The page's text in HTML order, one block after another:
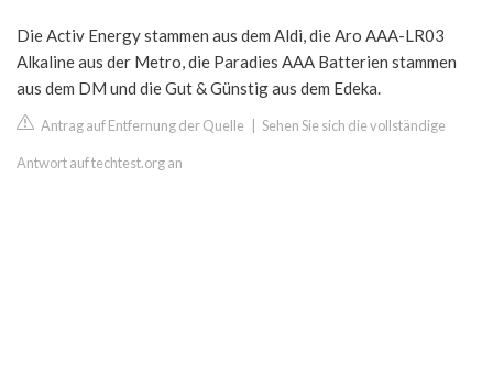
Die Activ Energy stammen aus dem Aldi, die Aro AAA-LR03
Alkaline aus der Metro, die Paradies AAA Batterien stammen
aus dem DM und die Gut & Günstig aus dem Edeka.
Antrag auf Entfernung der Quelle Sehen Sie sich die vollständige
Antwort auf techtest.org an